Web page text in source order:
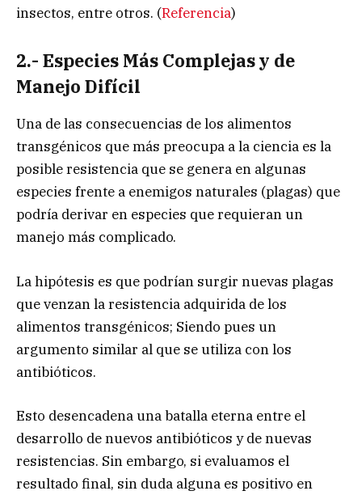
insectos, entre otros. (Referencia)
2.- Especies Más Complejas y de
Manejo Difícil
Una de las consecuencias de los alimentos
transgénicos que más preocupa a la ciencia es la
posible resistencia que se genera en algunas
especies frente a enemigos naturales (plagas) que
podría derivar en especies que requieran un
manejo más complicado.
La hipótesis es que podrían surgir nuevas plagas
que venzan la resistencia adquirida de los
alimentos transgénicos; Siendo pues un
argumento similar al que se utiliza con los
antibióticos.
Esto desencadena una batalla eterna entre el
desarrollo de nuevos antibióticos y de nuevas
resistencias. Sin embargo, si evaluamos el
resultado final, sin duda alguna es positivo en